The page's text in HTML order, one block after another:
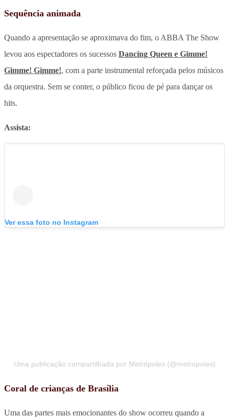
Sequência animada
Quando a apresentação se aproximava do fim, o ABBA The Show
levou aos espectadores os sucessos Dancing Queen e Gimme!
Gimme! Gimme!, com a parte instrumental reforçada pelos músicos
da orquestra. Sem se conter, o público ficou de pé para dançar os
hits.
Assista:
Ver essa foto no Instagram
Uma publicação compartilhada por Metrópoles (@metropoles)
Coral de crianças de Brasília
Uma das partes mais emocionantes do show ocorreu quando a